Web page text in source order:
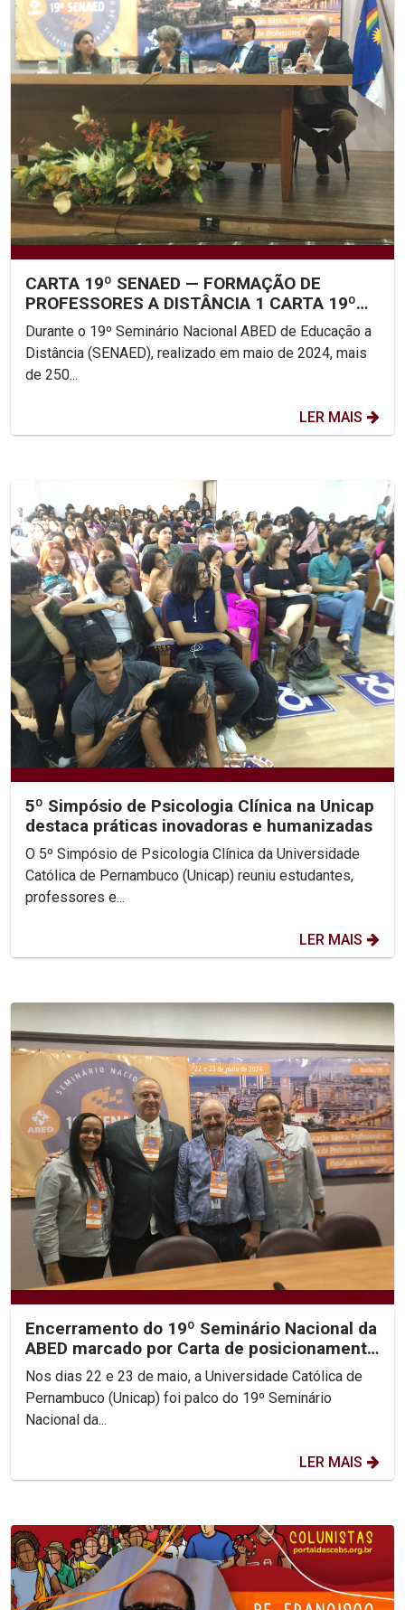
CARTA 19º SENAED — FORMAÇÃO DE
PROFESSORES A DISTÂNCIA 1 CARTA 19º
SENAED: FORMAÇÃO DE...
Durante o 19º Seminário Nacional ABED de Educação a
Distância (SENAED), realizado em maio de 2024, mais
de 250...
LER MAIS
5º Simpósio de Psicologia Clínica na Unicap
destaca práticas inovadoras e humanizadas
O 5º Simpósio de Psicologia Clínica da Universidade
Católica de Pernambuco (Unicap) reuniu estudantes,
professores e...
LER MAIS
Encerramento do 19º Seminário Nacional da
ABED marcado por Carta de posicionamento
da entidade
Nos dias 22 e 23 de maio, a Universidade Católica de
Pernambuco (Unicap) foi palco do 19º Seminário
Nacional da...
LER MAIS